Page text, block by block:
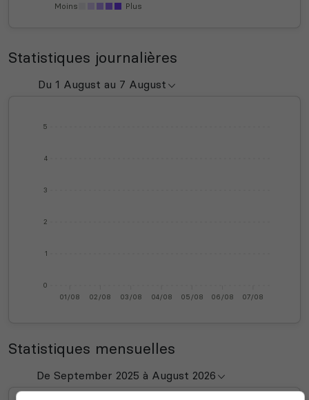
Moins Plus
Statistiques journalières
0
1
2
3
4
5
01/08 02/08 03/08 04/08 05/08 06/08 07/08
Statistiques mensuelles